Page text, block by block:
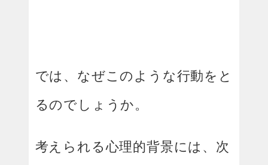
では、なぜこのような行動をと
るのでしょうか。
考えられる心理的背景には、次